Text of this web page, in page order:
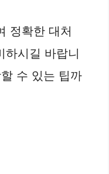
정확한 대처
시길 바랍니
수 있는 팁까